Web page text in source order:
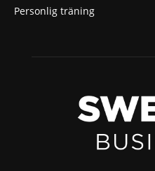
Personlig träning